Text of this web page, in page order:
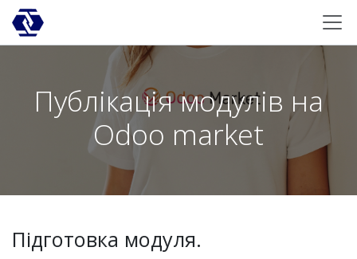
Skip to Content
Публікація модулів на
Odoo market
Підготовка модуля.